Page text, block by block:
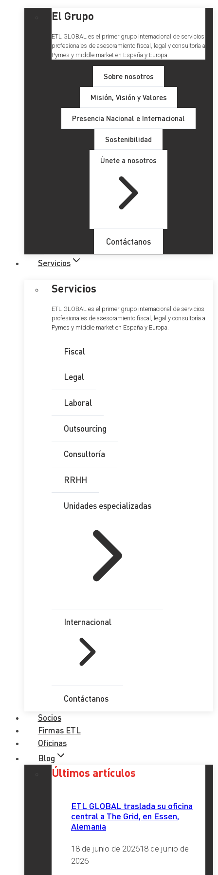
El Grupo
ETL GLOBAL es el primer grupo internacional de servicios
profesionales de asesoramiento fiscal, legal y consultoría a
Pymes y middle market en España y Europa.
Sobre nosotros
Misión, Visión y Valores
Presencia Nacional e Internacional
Sostenibilidad
Únete a nosotros
Contáctanos
Servicios
Servicios
ETL GLOBAL es el primer grupo internacional de servicios
profesionales de asesoramiento fiscal, legal y consultoría a
Pymes y middle market en España y Europa.
Fiscal
Legal
Laboral
Outsourcing
Consultoría
RRHH
Unidades especializadas
Internacional
Contáctanos
Socios
Firmas ETL
Oficinas
Blog
Últimos artículos
ETL GLOBAL traslada su oficina
central a The Grid, en Essen,
Alemania
18 de junio de 202618 de junio de
2026